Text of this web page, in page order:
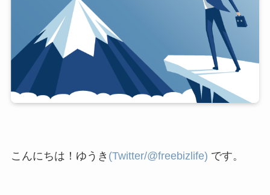
こんにちは！ゆうき (Twitter/@freebizlife) です。